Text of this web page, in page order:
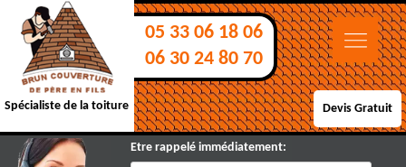
Spécialiste de la toiture
05 33 06 18 06
06 30 24 80 70
Devis Gratuit
Etre rappelé immédiatement: